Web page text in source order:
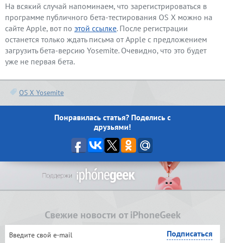
На всякий случай напоминаем, что зарегистрироваться в
программе публичного бета-тестирования OS X можно на
сайте Apple, вот по этой ссылке. После регистрации
останется только ждать письма от Apple с предложением
загрузить бета-версию Yosemite. Очевидно, что это будет
уже не первая бета.
OS X Yosemite
Понравилась статья? Поделись с
друзьями!
Свежие новости от iPhoneGeek